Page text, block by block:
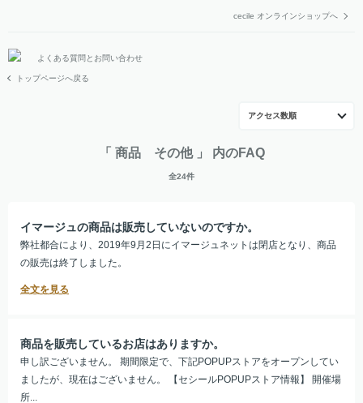
cecile オンラインショップへ
よくある質問とお問い合わせ
トップページへ戻る
アクセス数順
「 商品 その他 」 内のFAQ
全24件
イマージュの商品は販売していないのですか。
弊社都合により、2019年9月2日にイマージュネットは閉店となり、商品
の販売は終了しました。
商品を販売しているお店はありますか。
申し訳ございません。 期間限定で、下記POPUPストアをオープンしてい
ましたが、現在はございません。 【セシールPOPUPストア情報】 開催場
所...